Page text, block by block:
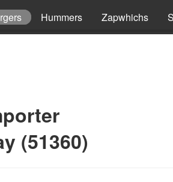
Hummers Zapwhichs
(51360)